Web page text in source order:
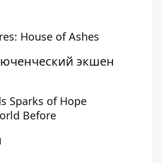
House of Ashes
экшен
Sparks of Hope
Before